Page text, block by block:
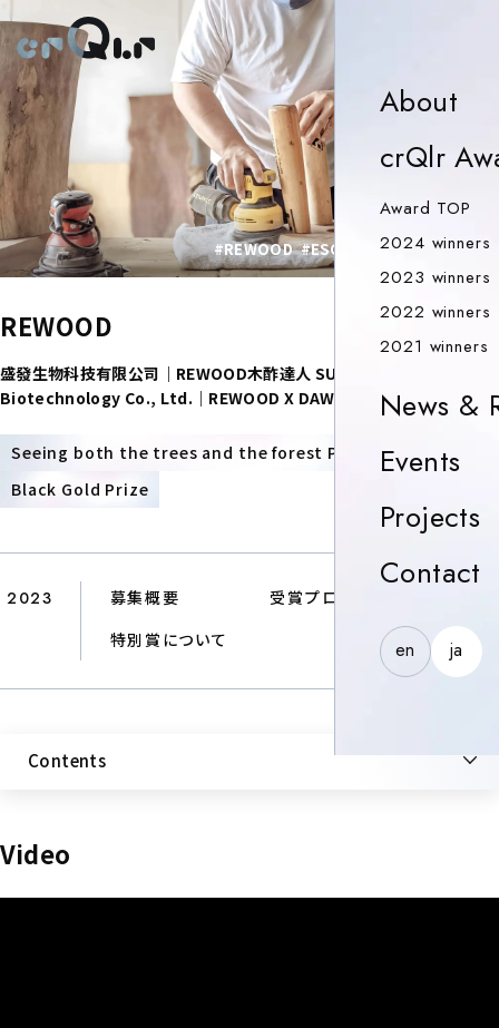
About
crQlr
Award TOP
2024 winners
2023 winners
2022 winners
2021 winners
News &
Events
Projects
Contact
en ja
#REWOOD #ESG #Carbon Fixation
REWOOD
盛發生物科技有限公司｜REWOOD木酢達人 SUNFAR
Biotechnology Co., Ltd.｜REWOOD X DAWOKO
2023 募集概要
受賞プロジェクト
特別賞について
PRIZE
Seeing both the trees and the forest Prize
Black Gold Prize
Contents
Video